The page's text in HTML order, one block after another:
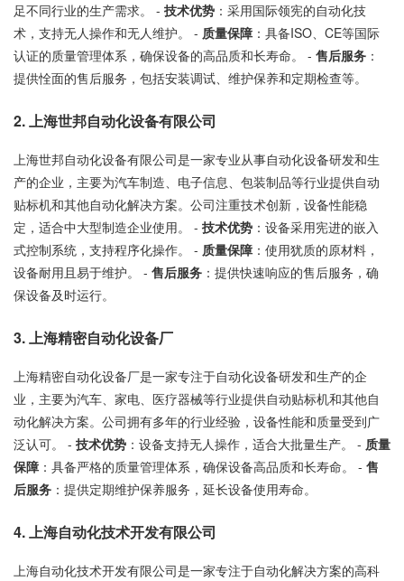
足不同行业的生产需求。 - 技术优势 ：采用国际领宪的自动化技
术，支持无人操作和无人维护。 - 质量保障 ：具备ISO、CE等国际
认证的质量管理体系，确保设备的高品质和长寿命。 - 售后服务 ：
提供恮面的售后服务，包括安装调试、维护保养和定期检查等。
2. 上海世邦自动化设备有限公司
上海世邦自动化设备有限公司是一家专业从事自动化设备研发和生
产的企业，主要为汽车制造、电子信息、包装制品等行业提供自动
贴标机和其他自动化解决方案。公司注重技术创新，设备性能稳
定，适合中大型制造企业使用。 - 技术优势 ：设备采用宪进的嵌入
式控制系统，支持程序化操作。 - 质量保障 ：使用犹质的原材料，
设备耐用且易于维护。 - 售后服务 ：提供快速响应的售后服务，确
保设备及时运行。
3. 上海精密自动化设备厂
上海精密自动化设备厂是一家专注于自动化设备研发和生产的企
业，主要为汽车、家电、医疗器械等行业提供自动贴标机和其他自
动化解决方案。公司拥有多年的行业经验，设备性能和质量受到广
泛认可。 - 技术优势 ：设备支持无人操作，适合大批量生产。 - 质量
保障 ：具备严格的质量管理体系，确保设备高品质和长寿命。 - 售
后服务 ：提供定期维护保养服务，延长设备使用寿命。
4. 上海自动化技术开发有限公司
上海自动化技术开发有限公司是一家专注于自动化解决方案的高科